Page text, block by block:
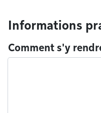
Informations
Comment s'y